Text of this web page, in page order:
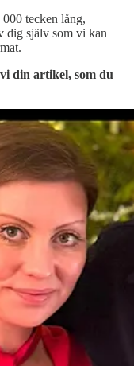
tecken lång,
dig själv som vi kan
din artikel, som du